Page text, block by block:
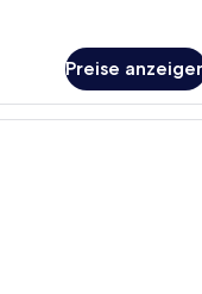
Preise